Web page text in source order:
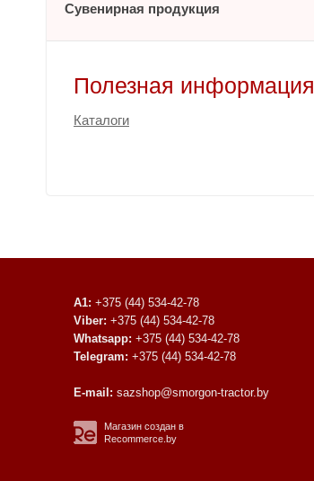
Сувенирная продукция
Полезная информация
Каталоги
A1: +375 (44) 534-42-78
Viber: +375 (44) 534-42-78
Whatsapp: +375 (44) 534-42-78
Telegram: +375 (44) 534-42-78
E-mail: sazshop@smorgon-tractor.by
Магазин создан в
Recommerce.by